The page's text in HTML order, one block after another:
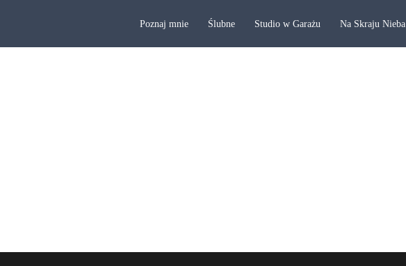
Poznaj mnie Ślubne Studio w Garażu Na Skraju Nieba